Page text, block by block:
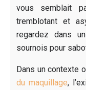
vous semblait
tremblotant et
regardez dans
sournois pour
Dans un contexte
du maquillage,